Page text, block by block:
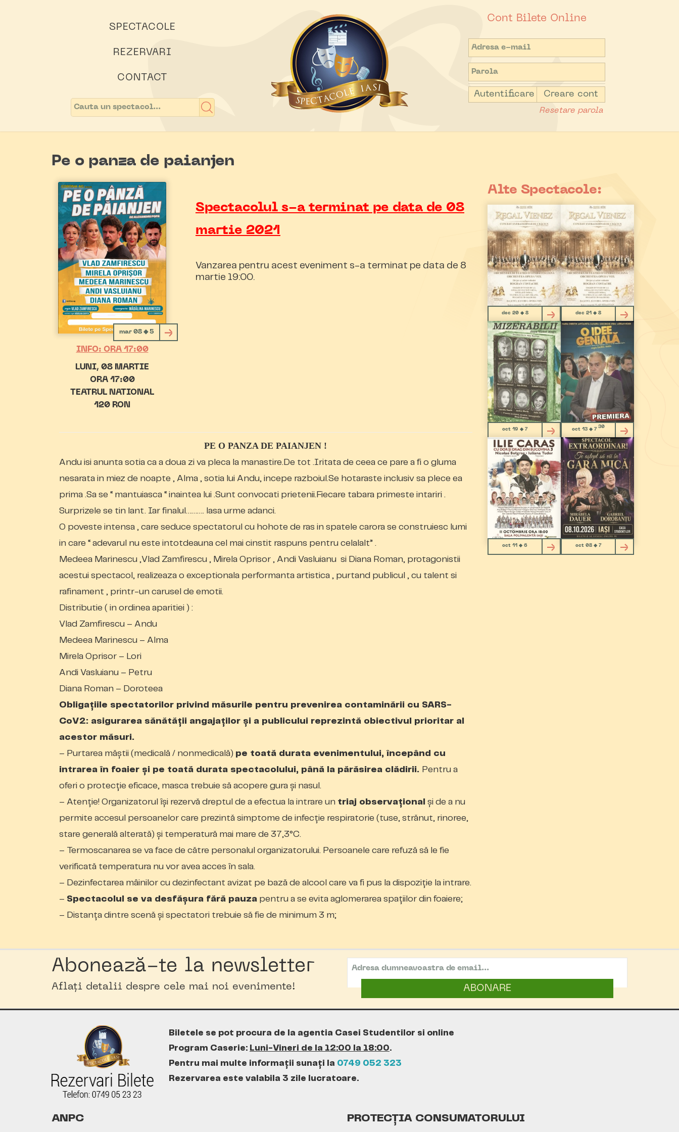
SPECTACOLE
REZERVARI
CONTACT
Cont Bilete Online
Autentificare Creare cont
Resetare parola
Pe o panza de paianjen
mar 08 ◆ 5
INFO: ORA 17:00
LUNI 08 MARTIE
ORA 17:00
TEATRUL NATIONAL
120 RON
Spectacolul s-a terminat pe data de 08
martie 2021
Vanzarea pentru acest eveniment s-a terminat pe data de 8
martie 19:00.
PE O PANZA DE PAIANJEN !
Andu isi anunta sotia ca a doua zi va pleca la manastire.De tot .Iritata de ceea ce pare a fi o gluma
nesarata in miez de noapte , Alma , sotia lui Andu, incepe razboiul.Se hotaraste inclusiv sa plece ea
prima .Sa se “ mantuiasca “ inaintea lui .Sunt convocati prietenii.Fiecare tabara primeste intariri .
Surprizele se tin lant. Iar finalul………. lasa urme adanci.
O poveste intensa , care seduce spectatorul cu hohote de ras in spatele carora se construiesc lumi
in care “ adevarul nu este intotdeauna cel mai cinstit raspuns pentru celalalt” .
Medeea Marinescu ,Vlad Zamfirescu , Mirela Oprisor , Andi Vasluianu si Diana Roman, protagonistii
acestui spectacol, realizeaza o exceptionala performanta artistica , purtand publicul , cu talent si
rafinament , printr-un carusel de emotii.
Distributie ( in ordinea aparitiei ) :
Vlad Zamfirescu – Andu
Medeea Marinescu – Alma
Mirela Oprisor – Lori
Andi Vasluianu – Petru
Diana Roman – Doroteea
Obligațiile spectatorilor privind măsurile pentru prevenirea contaminării cu SARS-
CoV2: asigurarea sănătăţii angajaţilor şi a publicului reprezintă obiectivul prioritar al
acestor măsuri.
– Purtarea măștii (medicală / nonmedicală) pe toată durata evenimentului, începând cu
intrarea în foaier și pe toată durata spectacolului, până la părăsirea clădirii. Pentru a
oferi o protecție eficace, masca trebuie să acopere gura și nasul.
– Atenție! Organizatorul își rezervă dreptul de a efectua la intrare un triaj observațional și de a nu
permite accesul persoanelor care prezintă simptome de infecție respiratorie (tuse, strănut, rinoree,
stare generală alterată) şi temperatură mai mare de 37,3°C.
– Termoscanarea se va face de către personalul organizatorului. Persoanele care refuză să le fie
verificată temperatura nu vor avea acces în sala.
– Dezinfectarea mâinilor cu dezinfectant avizat pe bază de alcool care va fi pus la dispoziție la intrare.
– Spectacolul se va desfăşura fără pauza pentru a se evita aglomerarea spaţiilor din foaiere;
– Distanţa dintre scenă şi spectatori trebuie să fie de minimum 3 m;
Alte Spectacole:
dec 20 ◆ 8 dec 21 ◆ 8
oct 19 ◆ 7 oct 13 ◆ 7 30
oct 11 ◆ 6 oct 08 ◆ 7
Abonează-te la newsletter
Aflați detalii despre cele mai noi evenimente! ABONARE
Biletele se pot procura de la agentia Casei Studentilor si online
Program Caserie: Luni-Vineri de la 12:00 la 18:00.
Pentru mai multe informații sunați la 0749 052 323
Rezervarea este valabila 3 zile lucratoare.
ANPC PROTECȚIA CONSUMATORULUI